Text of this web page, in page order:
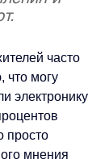
часто
что могу
электронику
просто
мнения